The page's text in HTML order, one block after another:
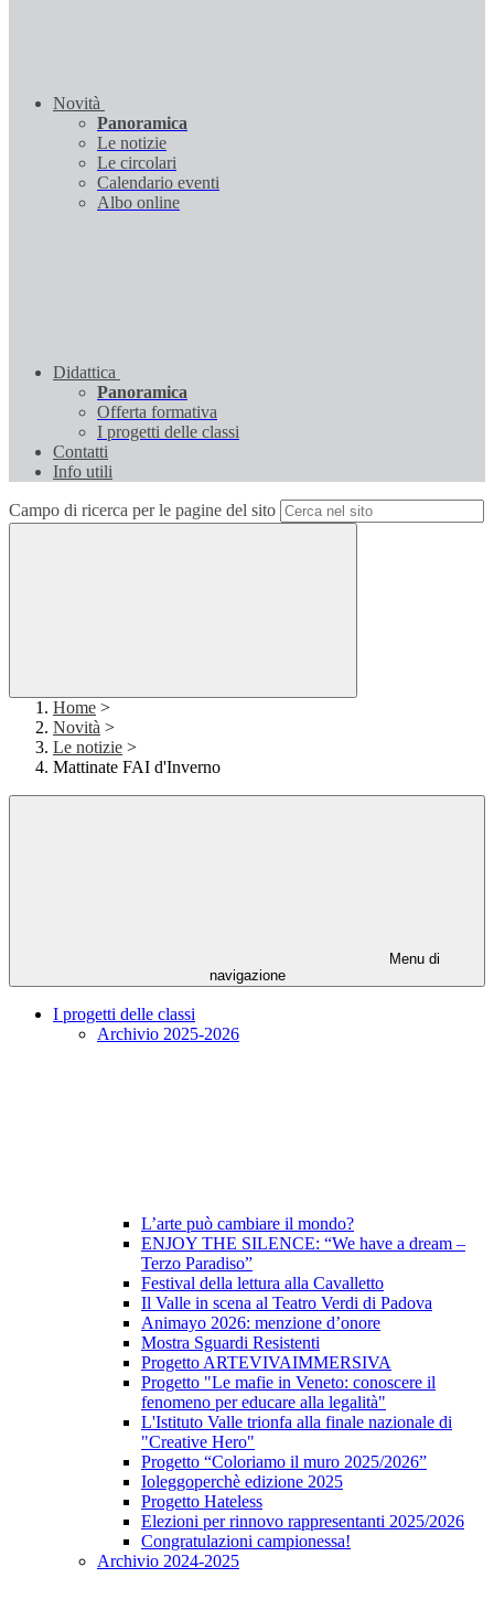
Novità
Panoramica
Le notizie
Le circolari
Calendario eventi
Albo online
Didattica
Panoramica
Offerta formativa
I progetti delle classi
Contatti
Info utili
Campo di ricerca per le pagine del sito
Home >
Novità >
Le notizie >
Mattinate FAI d'Inverno
Menu di
navigazione
I progetti delle classi
Archivio 2025-2026
L’arte può cambiare il mondo?
ENJOY THE SILENCE: “We have a dream –
Terzo Paradiso”
Festival della lettura alla Cavalletto
Il Valle in scena al Teatro Verdi di Padova
Animayo 2026: menzione d’onore
Mostra Sguardi Resistenti
Progetto ARTEVIVAIMMERSIVA
Progetto "Le mafie in Veneto: conoscere il
fenomeno per educare alla legalità"
L'Istituto Valle trionfa alla finale nazionale di
"Creative Hero"
Progetto “Coloriamo il muro 2025/2026”
Ioleggoperchè edizione 2025
Progetto Hateless
Elezioni per rinnovo rappresentanti 2025/2026
Congratulazioni campionessa!
Archivio 2024-2025